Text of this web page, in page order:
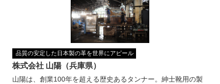
品質の安定した日本製の革を世界にアピール
株式会社 山陽（兵庫県）
山陽は、創業100年を超える歴史あるタンナー。紳士靴用の製